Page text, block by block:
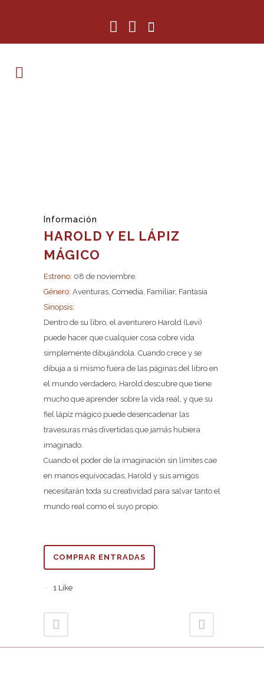
Información
HAROLD Y EL LÁPIZ
MÁGICO
Estreno: 08 de noviembre.
Género: Aventuras, Comedia, Familiar, Fantasía
Sinopsis:
Dentro de su libro, el aventurero Harold (Levi)
puede hacer que cualquier cosa cobre vida
simplemente dibujándola. Cuando crece y se
dibuja a sí mismo fuera de las páginas del libro en
el mundo verdadero, Harold descubre que tiene
mucho que aprender sobre la vida real, y que su
fiel lápiz mágico puede desencadenar las
travesuras más divertidas que jamás hubiera
imaginado.
Cuando el poder de la imaginación sin límites cae
en manos equivocadas, Harold y sus amigos
necesitarán toda su creatividad para salvar tanto el
mundo real como el suyo propio.
COMPRAR ENTRADAS
1 Like